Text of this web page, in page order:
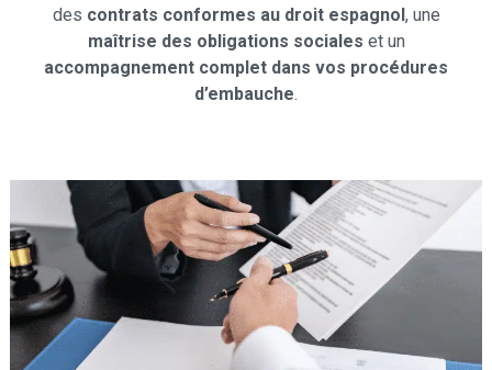
des contrats conformes au droit espagnol, une
maîtrise des obligations sociales et un
accompagnement complet dans vos procédures
d’embauche.